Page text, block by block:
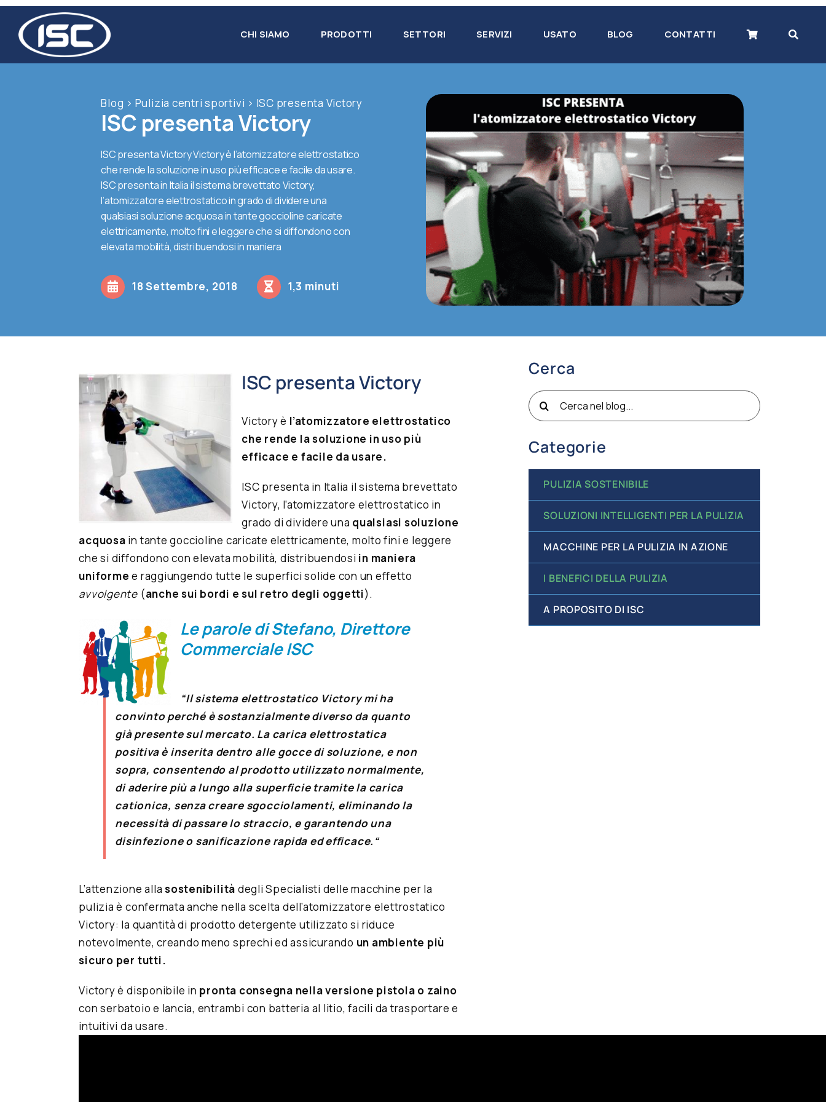
contenuto
CHI SIAMO PRODOTTI SETTORI SERVIZI USATO BLOG CONTATTI
Blog > Pulizia centri sportivi > ISC presenta Victory
ISC presenta Victory
ISC presenta Victory Victory è l’atomizzatore elettrostatico
che rende la soluzione in uso più efficace e facile da usare.
ISC presenta in Italia il sistema brevettato Victory,
l’atomizzatore elettrostatico in grado di dividere una
qualsiasi soluzione acquosa in tante goccioline caricate
elettricamente, molto fini e leggere che si diffondono con
elevata mobilità, distribuendosi in maniera
18 Settembre, 2018 1,3 minuti
ISC presenta Victory
Victory è l’atomizzatore elettrostatico
che rende la soluzione in uso più
efficace e facile da usare.
ISC presenta in Italia il sistema brevettato
Victory, l’atomizzatore elettrostatico in
grado di dividere una qualsiasi soluzione
acquosa in tante goccioline caricate elettricamente, molto fini e leggere
che si diffondono con elevata mobilità, distribuendosi in maniera
uniforme e raggiungendo tutte le superfici solide con un effetto
avvolgente (anche sui bordi e sul retro degli oggetti).
Le parole di Stefano, Direttore
CommercialeISC
“Il sistema elettrostatico Victory mi ha
convinto perché è sostanzialmente diverso da quanto
già presente sul mercato. La carica elettrostatica
positiva è inserita dentro alle gocce di soluzione, e non
sopra, consentendo al prodotto utilizzato normalmente,
di aderire più a lungo alla superficie tramite la carica
cationica, senza creare sgocciolamenti, eliminando la
necessità di passare lo straccio, e garantendo una
disinfezione o sanificazione rapida ed efficace. “
L’attenzione allasostenibilità degli Specialisti delle macchine per la
pulizia è confermata anche nella scelta dell’atomizzatore elettrostatico
Victory: la quantità di prodotto detergente utilizzato si riduce
notevolmente, creando meno sprechi ed assicurando un ambiente più
sicuro per tutti.
Victory è disponibile in pronta consegna nella versione pistola o zaino
con serbatoio e lancia, entrambi con batteria al litio, facili da trasportare e
intuitivi da usare.
Cerca
Cerca
per:
Categorie
PULIZIA SOSTENIBILE
SOLUZIONI INTELLIGENTI PER LA PULIZIA
MACCHINE PER LA PULIZIA IN AZIONE
I BENEFICI DELLA PULIZIA
A PROPOSITO DI ISC